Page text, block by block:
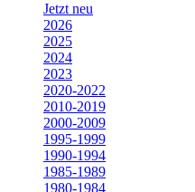
Jetzt neu
2026
2025
2024
2023
2020-2022
2010-2019
2000-2009
1995-1999
1990-1994
1985-1989
1980-1984